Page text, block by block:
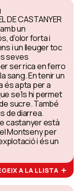
DE CASTANYER
un
d’olor forta i
i un lleuger toc
seves
ser rica en ferro
sang. En tenir un
és apta per a
se’ls hi permet
sucre. També
de diarrea.
castanyer està
Montseny per
i és un
A LA LLISTA